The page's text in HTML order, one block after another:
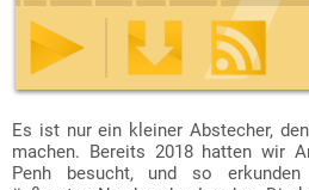
ZATP076.mp3
(rechte Maustaste, dann „Ziel speichern
https://www.zweiradlertouren.de/
(diese URL lässt sich in Podcast-Apps
Es ist nur ein kleiner Abstecher,
machen. Bereits 2018 hatten wir
Penh besucht, und so